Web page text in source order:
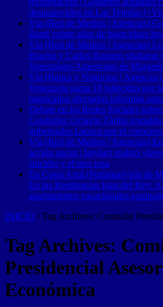
desaparecidos en Las Tejerías
Vía (Red de Medios | Agencias)
Band veinte años de buen blues
Vía (Red de Medios | Agencias)
Bracho y Carlos Romero visitaron
Venezolano Americano de
Vía (Banca y Negocios | Agencias)
Venezuela suma 18 fallecidos por
municipios afectados informan
Debate en las Redes Sociales
Carabobo: Octavio Táriba
gobernador Lacava por el
Vía (Red de Medios | Agencias)
acción social | Intylact realizó
suicidio y el mes rosa
En Costa Azul (Porlamar) isla de
En las Residencias Islas del Rey:
apartamentos vacacionales
INICIO / Tag Archives: Comisión
Tag Archives:
Presidencial
Económica